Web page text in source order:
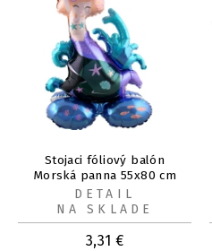
Stojaci fóliový balón
Morská panna 55x80 cm
3,31 €
DETAIL
NA SKLADE